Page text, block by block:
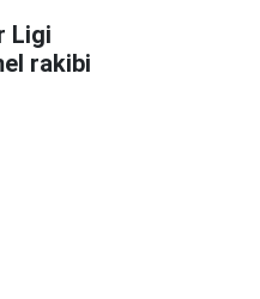
Ligi
rakibi